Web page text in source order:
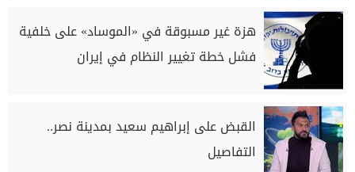
هزة غير مسبوقة في «الموساد» على خلفية
فشل خطة تغيير النظام في إيران
القبض على إبراهيم سعيد بمدينة نصر..
التفاصيل